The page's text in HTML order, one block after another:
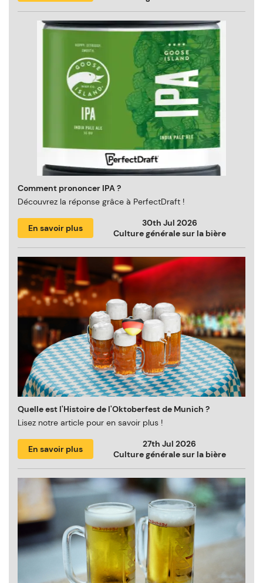
Comment prononcer IPA ?
Découvrez la réponse grâce à PerfectDraft !
En savoir plus
30th Jul 2026
Culture générale sur la bière
Quelle est l'Histoire de l'Oktoberfest de Munich ?
Lisez notre article pour en savoir plus !
En savoir plus
27th Jul 2026
Culture générale sur la bière